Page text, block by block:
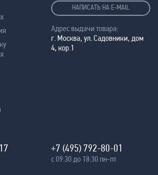
НАПИСАТЬ НА E-MAIL
Адрес выдачи товара:
г. Москва, ул. Садовники, дом
4, кор.1
+7 (495) 792-80-01
с 09:30 до 18:30 пн-пт